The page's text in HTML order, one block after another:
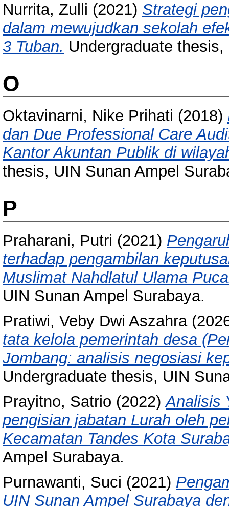
Nurrita, Zulli (2021) Strategi
dalam mewujudkan sekolah
3 Tuban. Undergraduate
O
Oktavinarni, Nike Prihati (2018)
dan Due Professional Care
Kantor Akuntan Publik di
thesis, UIN Sunan Ampel
P
Praharani, Putri (2021)
terhadap pengambilan
Muslimat Nahdlatul Ulama
UIN Sunan Ampel Surabaya.
Pratiwi, Veby Dwi Aszahra
tata kelola pemerintah desa
Jombang: analisis negosiasi
Undergraduate thesis, UIN
Prayitno, Satrio (2022)Analisis
pengisian jabatan Lurah oleh
Kecamatan Tandes Kota
Ampel Surabaya.
Purnawanti, Suci (2021)
UIN Sunan Ampel Surabaya